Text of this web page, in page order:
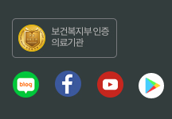
外科
家庭医学科
康复医学科